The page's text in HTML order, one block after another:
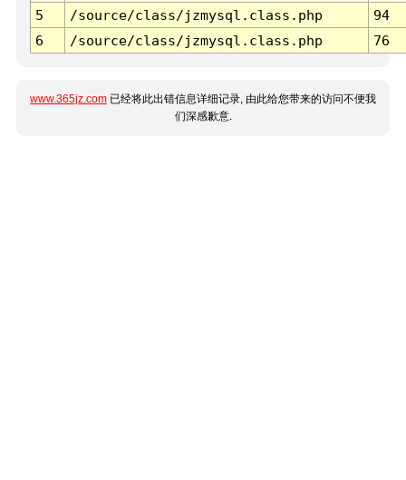
5
/source/class/jzmysql.class.php
94
6
/source/class/jzmysql.class.php 76
www.365jz.com 已经将此出错信息详细记录, 由此给您带来的访问不便我
们深感歉意.